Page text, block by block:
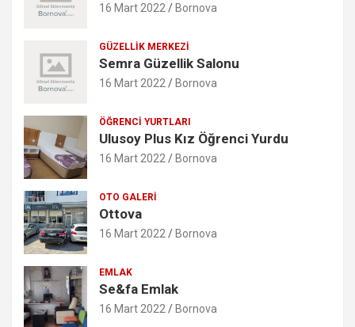
16 Mart 2022 Bornova
GÜZELLIK MERKEZI
Semra Güzellik Salonu
16 Mart 2022 Bornova
ÖĞRENCI YURTLARI
Ulusoy Plus Kız Öğrenci Yurdu
16 Mart 2022 Bornova
OTO GALERI
Ottova
16 Mart 2022 Bornova
EMLAK
Se&fa Emlak
16 Mart 2022 Bornova